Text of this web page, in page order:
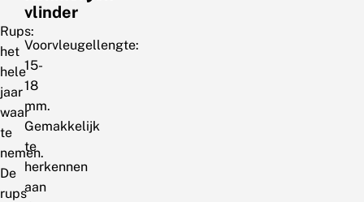
Rups:
het
hele
jaar
waar
te
nemen.
De
rups
vlinder
Voorvleugellengte:
15-
18
mm.
Gemakkelijk
te
herkennen
aan